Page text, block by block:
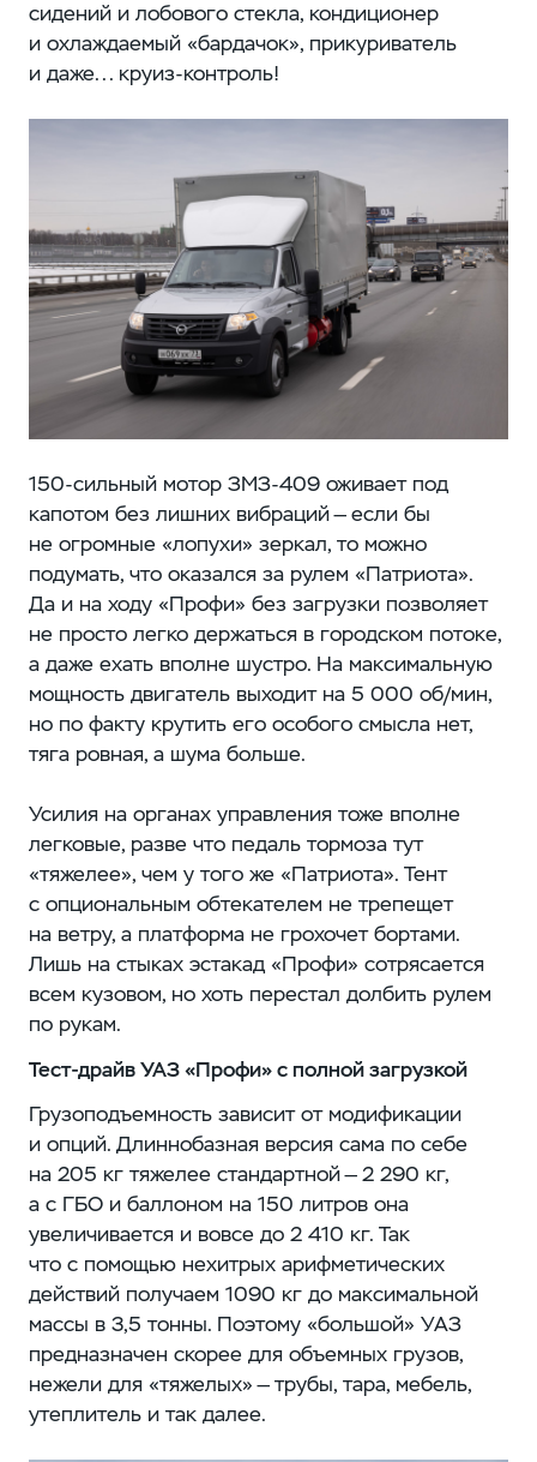
сидений и лобового стекла, кондиционер
и охлаждаемый «бардачок», прикуриватель
и даже... круиз-контроль!
150-сильный мотор ЗМЗ-409 оживает под
капотом без лишних вибраций — если бы
не огромные «лопухи» зеркал, то можно
подумать, что оказался за рулем «Патриота».
Да и на ходу «Профи» без загрузки позволяет
не просто легко держаться в городском потоке,
а даже ехать вполне шустро. На максимальную
мощность двигатель выходит на 5 000 об/мин,
но по факту крутить его особого смысла нет,
тяга ровная, а шума больше.
Усилия на органах управления тоже вполне
легковые, разве что педаль тормоза тут
«тяжелее», чем у того же «Патриота». Тент
с опциональным обтекателем не трепещет
на ветру, а платформа не грохочет бортами.
Лишь на стыках эстакад «Профи» сотрясается
всем кузовом, но хоть перестал долбить рулем
по рукам.
Тест-драйв УАЗ «Профи» с полной загрузкой
Грузоподъемность зависит от модификации
и опций. Длиннобазная версия сама по себе
на 205 кг тяжелее стандартной — 2 290 кг,
а с ГБО и баллоном на 150 литров она
увеличивается и вовсе до 2 410 кг. Так
что с помощью нехитрых арифметических
действий получаем 1090 кг до максимальной
массы в 3,5 тонны. Поэтому «большой» УАЗ
предназначен скорее для объемных грузов,
нежели для «тяжелых» — трубы, тара, мебель,
утеплитель и так далее.